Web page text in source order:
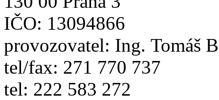
IČO: 13094866
provozovatel: Ing. Tomáš
tel/fax: 271 770 737
tel: 222 583 272